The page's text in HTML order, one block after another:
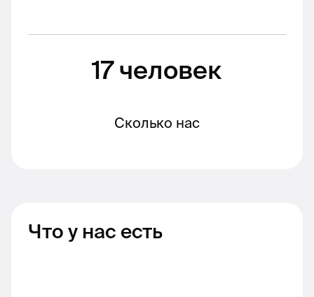
17 человек
Сколько нас
Что у нас есть